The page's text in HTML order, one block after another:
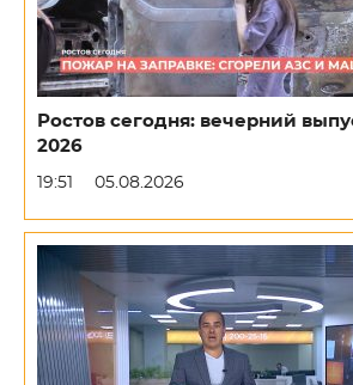
Ростов сегодня: вечерний
2026
19:51 05.08.2026